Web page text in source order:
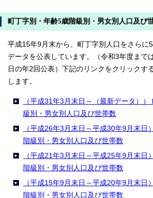
町丁字別・年齢5歳階級別・男女別人口及び
平成15年9月末から、町丁字別人口をさらに
データを公表しています。（令和3年度まで
日の年2回公表）下記のリンクをクリックす
します。
（平成31年3月末日～（最新データ）
級別・男女別人口及び世帯数
（平成26年3月末日～平成30年9月末日
階級別・男女別人口及び世帯数
（平成21年3月末日～平成25年9月末日
階級別・男女別人口及び世帯数
（平成15年9月末日～平成20年9月末日
階級別・男女別人口及び世帯数